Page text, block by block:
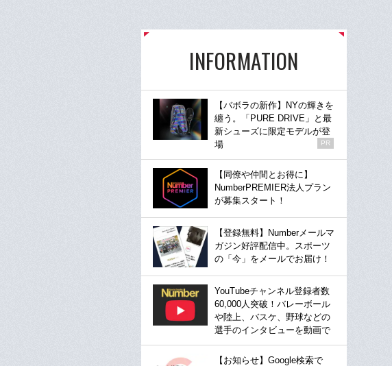
INFORMATION
【バボラの新作】NYの輝きを
纏う。「PURE DRIVE」と最
新シューズに限定モデルが登
場
PR
【同僚や仲間とお得に】
NumberPREMIER法人プラン
が募集スタート！
【登録無料】Numberメールマ
ガジン好評配信中。スポーツ
の「今」をメールでお届け！
YouTubeチャンネル登録者数
60,000人突破！バレーボール
や陸上、バスケ、野球などの
選手のインタビューを動画で
【お知らせ】Google検索で